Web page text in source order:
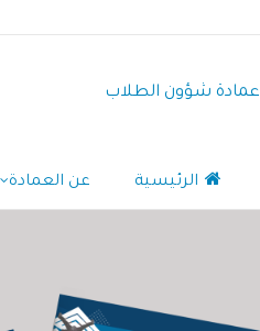
عمادة شؤون الطلاب
الرئيسية عن العمادة